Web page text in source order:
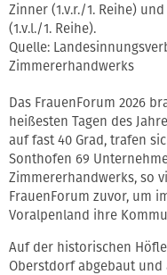
Zinner (1.v.r./1. Reihe)
(1.v.l./1. Reihe).
Quelle:
Zimmererhandwerks
Das FrauenForum 2026
heißesten Tagen des
auf fast 40 Grad, trafen
Sonthofen 69
Zimmererhandwerks, so
FrauenForum zuvor, um
Voralpenland ihre
Auf der historischen
Oberstdorf abgebaut